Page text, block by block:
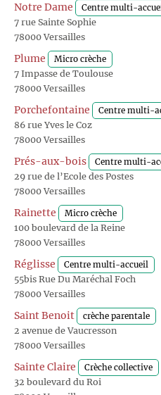
Notre Dame Centre multi-
7 rue Sainte Sophie
78000 Versailles
Plume Micro crèche
7 Impasse de Toulouse
78000 Versailles
Porchefontaine Centre multi-
86 rue Yves le Coz
78000 Versailles
Prés-aux-bois Centre multi-
29 rue de l’Ecole des Postes
78000 Versailles
Rainette Micro crèche
100 boulevard de la Reine
78000 Versailles
Réglisse Centre multi-accueil
55bis Rue Du Maréchal Foch
78000 Versailles
Saint Benoit crèche parentale
2 avenue de Vaucresson
78000 Versailles
Sainte Claire Crèche collective
32 boulevard du Roi